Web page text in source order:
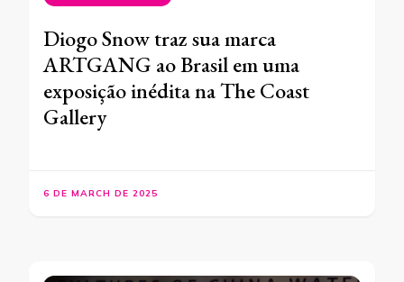
Diogo Snow traz sua marca
ARTGANG ao Brasil em uma
exposição inédita na The Coast
Gallery
6 DE MARCH DE 2025